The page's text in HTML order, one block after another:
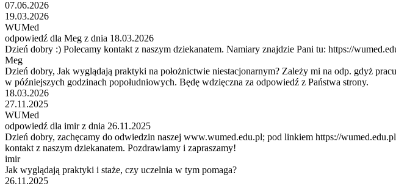
07.06.2026
19.03.2026
WUMed
odpowiedź dla Meg z dnia 18.03.2026
Dzień dobry :) Polecamy kontakt z naszym dziekanatem. Namiary znajdzie Pani tu: https://
Meg
Dzień dobry, Jak wyglądają praktyki na położnictwie niestacjonarnym? Zależy mi na odp. gdyż
w późniejszych godzinach popołudniowych. Będę wdzięczna za odpowiedź z Państwa strony.
18.03.2026
27.11.2025
WUMed
odpowiedź dla imir z dnia 26.11.2025
Dzień dobry, zachęcamy do odwiedzin naszej www.wumed.edu.pl; pod linkiem https://
kontakt z naszym dziekanatem. Pozdrawiamy i zapraszamy!
imir
Jak wyglądają praktyki i staże, czy uczelnia w tym pomaga?
26.11.2025